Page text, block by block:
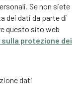
Se non siete
dei dati da parte di
questo sito web
protezione dei
dati
Sport Macolin